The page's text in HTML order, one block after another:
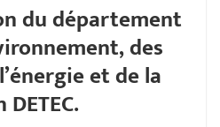
du département
des
et de la